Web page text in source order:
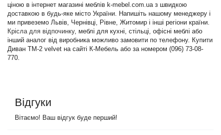
ціною в інтернет магазині меблів k-mebel.com.ua з швидкою
доставкою в будь-яке місто України. Напишіть нашому менеджеру і
ми привеземо Львів, Чернівці, Рівне, Житомир і інші регіони країни.
Крісла для відпочинку, меблі для кухні, стільці, офісні меблі або
інший аналог від виробника можливо замовити по телефону. Купити
Диван ТМ-2 velvet на сайті К-Мебель або за номером (096) 73-08-
770.
Відгуки
Вітаємо! Ваш відгук буде перший!